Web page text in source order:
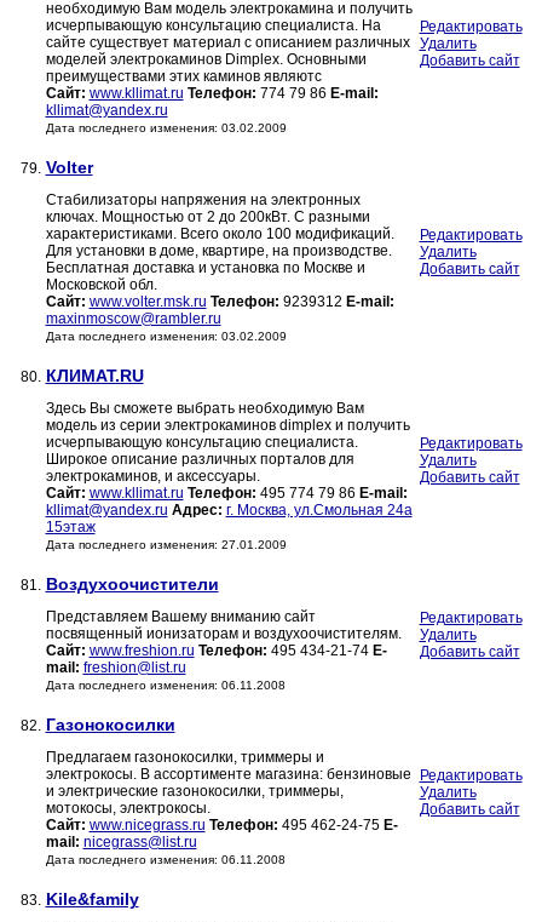
необходимую Вам модель электрокамина и получить
исчерпывающую консультацию специалиста. На
сайте существует материал с описанием различных
моделей электрокаминов Dimplex. Основными
преимуществами этих каминов являютс
Сайт: www.kllimat.ru Телефон: 774 79 86 E-mail:
kllimat@yandex.ru
Дата последнего изменения: 03.02.2009
Редактировать
Удалить
Добавить сайт
79. Volter
Стабилизаторы напряжения на электронных
ключах. Мощностью от 2 до 200кВт. С разными
характеристиками. Всего около 100 модификаций.
Для установки в доме, квартире, на производстве.
Бесплатная доставка и установка по Москве и
Московской обл.
Сайт: www.volter.msk.ru Телефон: 9239312 E-mail:
maxinmoscow@rambler.ru
Дата последнего изменения: 03.02.2009
Редактировать
Удалить
Добавить сайт
80. КЛИМАТ.RU
Здесь Вы сможете выбрать необходимую Вам
модель из серии электрокаминов dimplex и получить
исчерпывающую консультацию специалиста.
Широкое описание различных порталов для
электрокаминов, и аксессуары.
Сайт: www.kllimat.ru Телефон: 495 774 79 86 E-mail:
kllimat@yandex.ru Адрес: г. Москва, ул.Смольная 24а
15этаж
Дата последнего изменения: 27.01.2009
Редактировать
Удалить
Добавить сайт
81. Воздухоочистители
Представляем Вашему вниманию сайт
посвященный ионизаторам и воздухоочистителям.
Сайт: www.freshion.ru Телефон: 495 434-21-74 E-
mail: freshion@list.ru
Дата последнего изменения: 06.11.2008
Редактировать
Удалить
Добавить сайт
82. Газонокосилки
Предлагаем газонокосилки, триммеры и
электрокосы. В ассортименте магазина: бензиновые
и электрические газонокосилки, триммеры,
мотокосы, электрокосы.
Сайт: www.nicegrass.ru Телефон: 495 462-24-75 E-
mail: nicegrass@list.ru
Дата последнего изменения: 06.11.2008
Редактировать
Удалить
Добавить сайт
83. Kile&family